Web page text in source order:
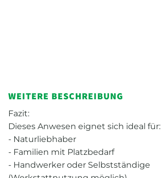
WEITERE BESCHREIBUNG
Fazit:
Dieses Anwesen eignet sich ideal für:
- Naturliebhaber
- Familien mit Platzbedarf
- Handwerker oder Selbstständige